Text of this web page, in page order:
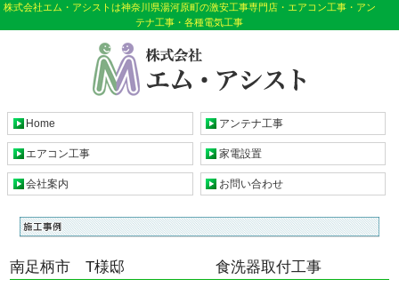
株式会社エム・アシストは神奈川県湯河原町の激安工事専門店・エアコン工事・アン
テナ工事・各種電気工事
Home アンテナ工事
エアコン工事 家電設置
会社案内 お問い合わせ
南足柄市 T様邸 食洗器取付工事